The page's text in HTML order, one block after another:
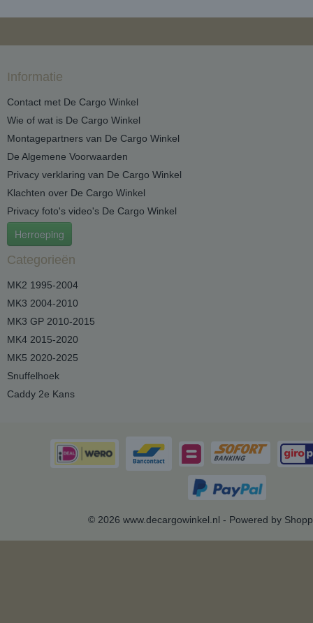
Informatie
Contact met De Cargo Winkel
Wie of wat is De Cargo Winkel
Montagepartners van De Cargo Winkel
De Algemene Voorwaarden
Privacy verklaring van De Cargo Winkel
Klachten over De Cargo Winkel
Privacy foto's video's De Cargo Winkel
Herroeping
Categorieën
MK2 1995-2004
MK3 2004-2010
MK3 GP 2010-2015
MK4 2015-2020
MK5 2020-2025
Snuffelhoek
Caddy 2e Kans
© 2026 www.decargowinkel.nl - Powered by